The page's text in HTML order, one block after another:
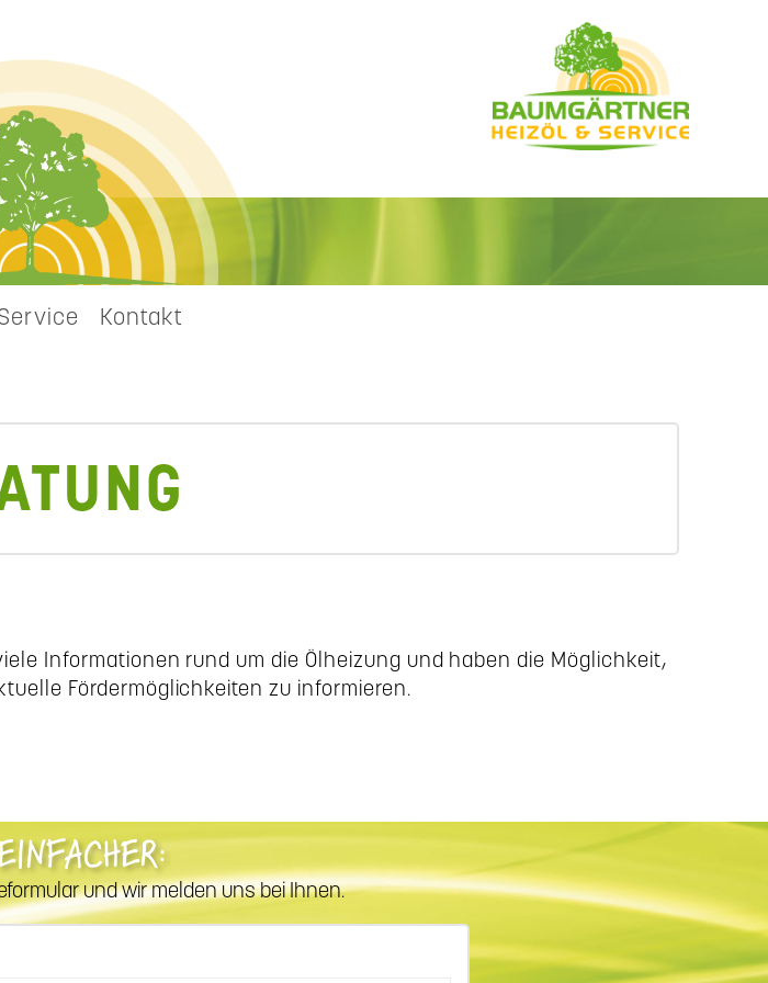
Kontakt
Informationen rund um die Ölheizung und haben die Möglichkeit,
Fördermöglichkeiten zu informieren.
und wir melden uns bei Ihnen.